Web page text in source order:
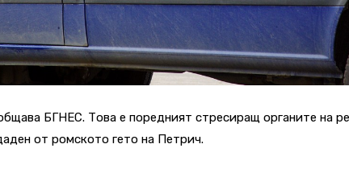
БГНЕС. Това е поредният стресиращ органите на
от ромското гето на Петрич.